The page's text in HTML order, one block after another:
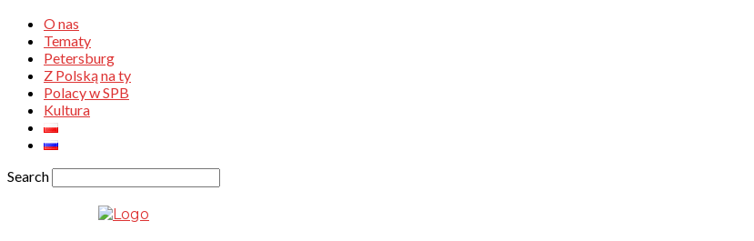
O nas
Tematy
Petersburg
Z Polską na ty
Polacy w SPB
Kultura
Search